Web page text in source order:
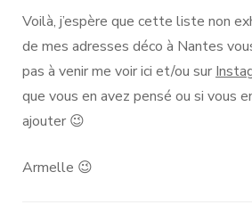
Voilà, j’espère que cette liste non
de mes adresses déco à Nantes
pas à venir me voir ici et/ou sur
que vous en avez pensé ou si vous
ajouter 😉
Armelle 😉